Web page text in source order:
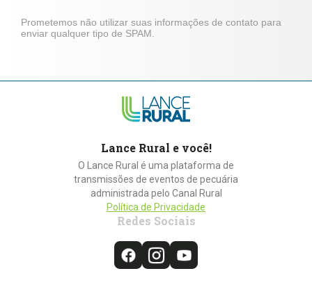
Prometemos não utilizar suas informações de contato para
enviar qualquer tipo de SPAM.
Lance Rural e você!
O Lance Rural é uma plataforma de
transmissões de eventos de pecuária
administrada pelo Canal Rural
Política de Privacidade
Redes Sociais